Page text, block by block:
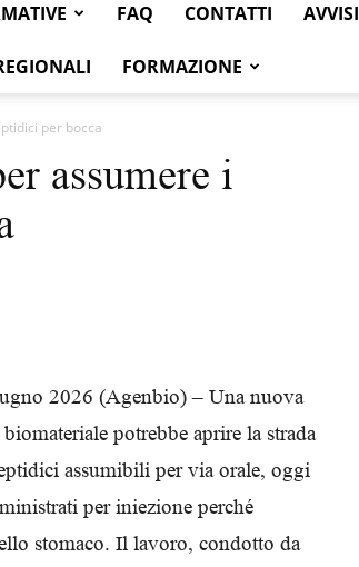
Federazione
FAQ CONTATTI AVVISI
FORMAZIONE
per bocca
assumere i
2026 (Agenbio) – Una nuova
potrebbe aprire la strada
assumibili per via orale, oggi
per iniezione perché
stomaco. Il lavoro, condotto da